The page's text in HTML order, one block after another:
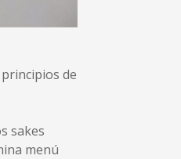
de
sakes
menú